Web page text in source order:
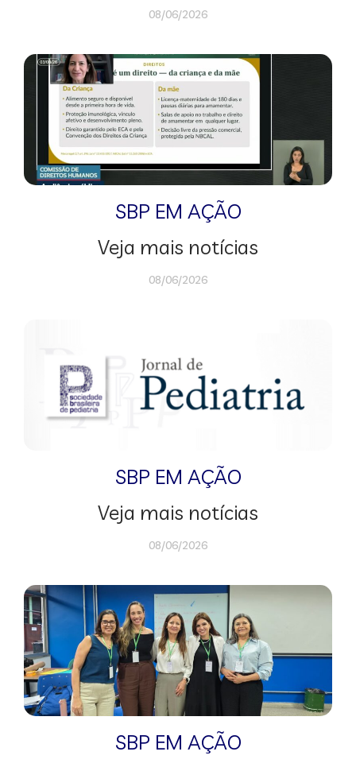
08/06/2026
SBP EM AÇÃO
Veja mais notícias
08/06/2026
SBP EM AÇÃO
Veja mais notícias
08/06/2026
SBP EM AÇÃO